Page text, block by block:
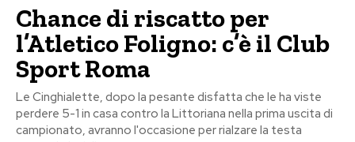
Chance di riscatto per
l’Atletico Foligno: c’è il Club
Sport Roma
Le Cinghialette, dopo la pesante disfatta che le ha viste
perdere 5-1 in casa contro la Littoriana nella prima uscita di
campionato, avranno l'occasione per rialzare la testa